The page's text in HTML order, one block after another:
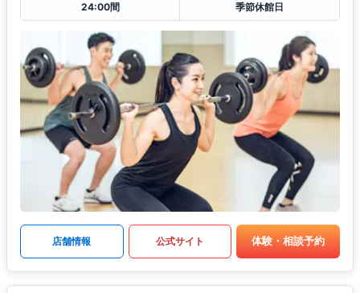
24:00間
季節休館日
店舗情報 公式サイト 体験・相談予約